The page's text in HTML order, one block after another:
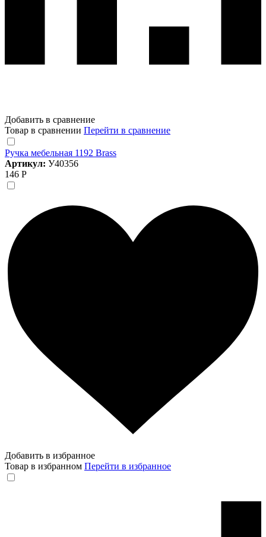
Добавить в сравнение
Товар в сравнении Перейти в сравнение
Ручка мебельная 1192 Brass
Артикул: У40356
146 Р
Добавить в избранное
Товар в избранном Перейти в избранное